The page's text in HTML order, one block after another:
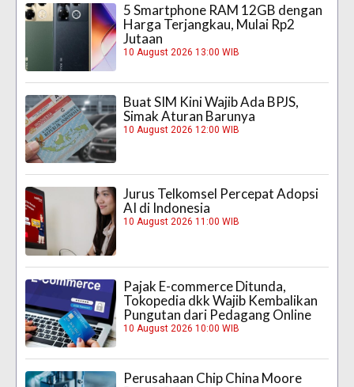
5 Smartphone RAM 12GB dengan
Harga Terjangkau, Mulai Rp2
Jutaan
10 August 2026 13:00 WIB
Buat SIM Kini Wajib Ada BPJS,
Simak Aturan Barunya
10 August 2026 12:00 WIB
Jurus Telkomsel Percepat Adopsi
AI di Indonesia
10 August 2026 11:00 WIB
Pajak E-commerce Ditunda,
Tokopedia dkk Wajib Kembalikan
Pungutan dari Pedagang Online
10 August 2026 10:00 WIB
Perusahaan Chip China Moore